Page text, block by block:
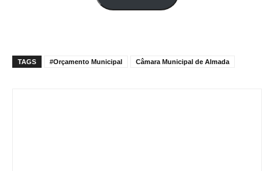
TAGS #Orçamento Municipal Câmara Municipal de Almada